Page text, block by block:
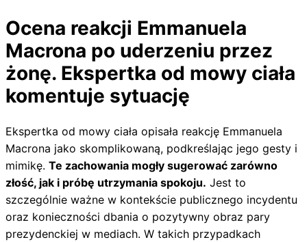
Ocena reakcji Emmanuela
Macrona po uderzeniu przez
żonę. Ekspertka od mowy ciała
komentuje sytuację
Ekspertka od mowy ciała opisała reakcję Emmanuela
Macrona jako skomplikowaną, podkreślając jego gesty i
mimikę. Te zachowania mogły sugerować zarówno
złość, jak i próbę utrzymania spokoju. Jest to
szczególnie ważne w kontekście publicznego incydentu
oraz konieczności dbania o pozytywny obraz pary
prezydenckiej w mediach. W takich przypadkach